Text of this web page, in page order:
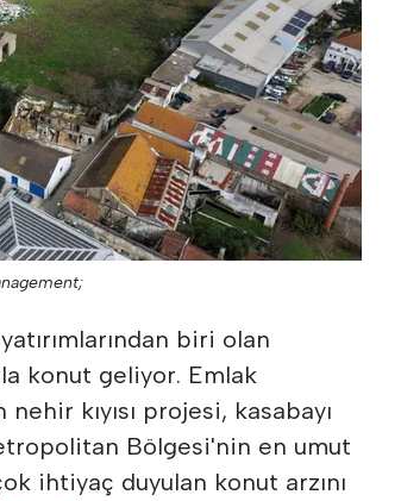
biri olan
konut geliyor. Emlak
kıyısı projesi, kasabayı
Bölgesi'nin en umut
ihtiyaç duyulan konut arzını